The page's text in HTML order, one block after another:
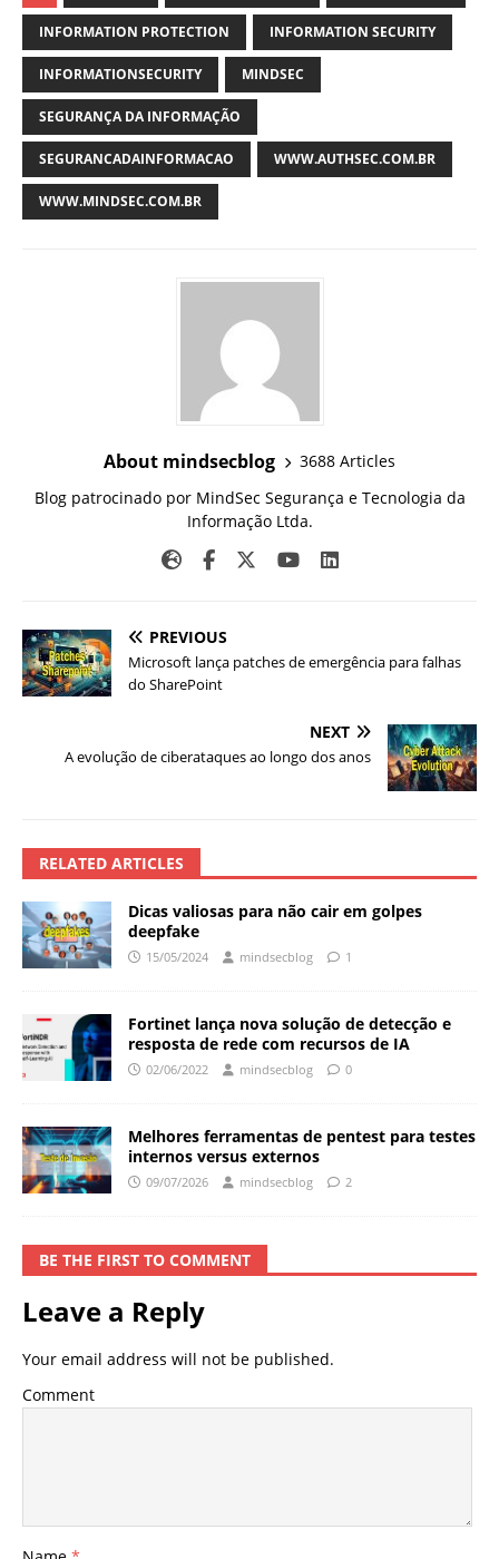
INFORMATION PROTECTION INFORMATION SECURITY
INFORMATIONSECURITY MINDSEC
SEGURANÇA DA INFORMAÇÃO
SEGURANCADAINFORMACAO WWW.AUTHSEC.COM.BR
WWW.MINDSEC.COM.BR
About mindsecblog
3688 Articles
Blog patrocinado por MindSec Segurança e Tecnologia da
Informação Ltda.
PREVIOUS
Microsoft lança patches de emergência para falhas
do SharePoint
NEXT
A evolução de ciberataques ao longo dos anos
RELATED ARTICLES
Dicas valiosas para não cair em golpes
deepfake
15/05/2024 mindsecblog 1
Fortinet lança nova solução de detecção e
resposta de rede com recursos de IA
02/06/2022 mindsecblog 0
Melhores ferramentas de pentest para testes
internos versus externos
09/07/2026 mindsecblog 2
BE THE FIRST TO COMMENT
Leave a Reply
Your email address will not be published.
Comment